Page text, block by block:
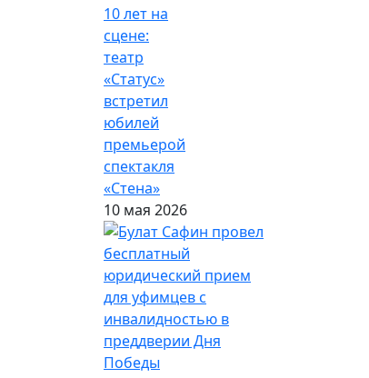
10 лет на
сцене:
театр
«Статус»
встретил
юбилей
премьерой
спектакля
«Стена»
10 мая 2026